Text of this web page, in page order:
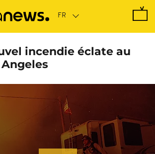
incendie éclate au